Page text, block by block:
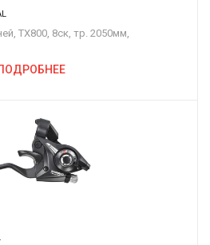
TX800, 8ск, тр. 2050мм,